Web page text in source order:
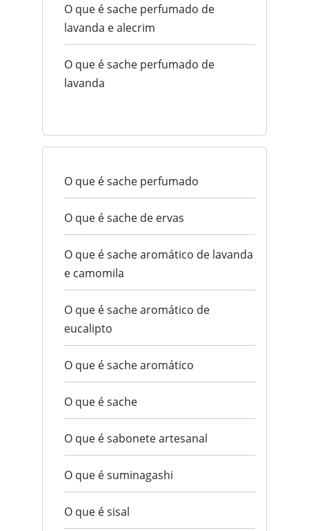
O que é sache perfumado de
lavanda e alecrim
O que é sache perfumado de
lavanda
O que é sache perfumado
O que é sache de ervas
O que é sache aromático de lavanda
e camomila
O que é sache aromático de
eucalipto
O que é sache aromático
O que é sache
O que é sabonete artesanal
O que é suminagashi
O que é sisal